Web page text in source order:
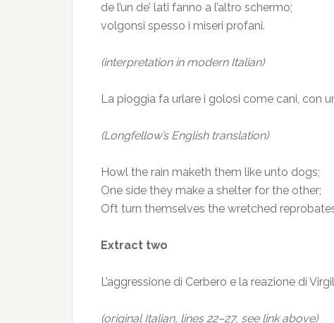
de l’un de’ lati fanno a l’altro schermo;
volgonsi spesso i miseri profani.
(interpretation in modern Italian)
La pioggia fa urlare i golosi come cani, con
(Longfellow’s English translation)
Howl the rain maketh them like unto dogs;
One side they make a shelter for the other;
Oft turn themselves the wretched
Extract two
L’aggressione di Cerbero e la reazione di
(original Italian, lines 22–27, see link above)